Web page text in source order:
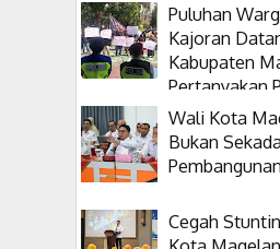
Puluhan
Kajoran
Kabupaten
Pertanyakan
Korupsi
Wali Kota
Bukan
Pembangunan
Cegah